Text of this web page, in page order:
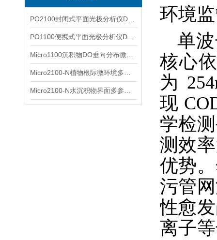
环境
单
核心
为
现
学检
测效
优势
污管
性愈
离子